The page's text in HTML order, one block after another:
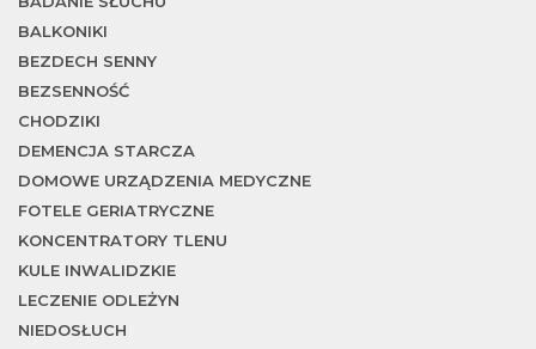
BALKONIKI
BEZDECH SENNY
BEZSENNOŚĆ
CHODZIKI
DEMENCJA STARCZA
DOMOWE URZĄDZENIA MEDYCZNE
FOTELE GERIATRYCZNE
KONCENTRATORY TLENU
KULE INWALIDZKIE
LECZENIE ODLEŻYN
NIEDOSŁUCH